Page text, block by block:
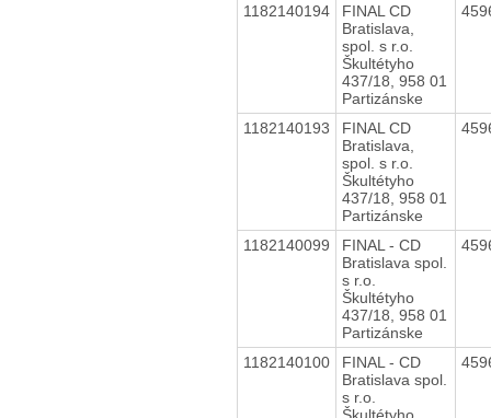
1182140194
FINAL CD
Bratislava,
spol. s r.o.
Škultétyho
437/18, 958 01
Partizánske
1182140193
FINAL CD
Bratislava,
spol. s r.o.
Škultétyho
437/18, 958 01
Partizánske
1182140099
FINAL - CD
Bratislava spol.
s r.o.
Škultétyho
437/18, 958 01
Partizánske
1182140100
FINAL - CD
Bratislava spol.
s r.o.